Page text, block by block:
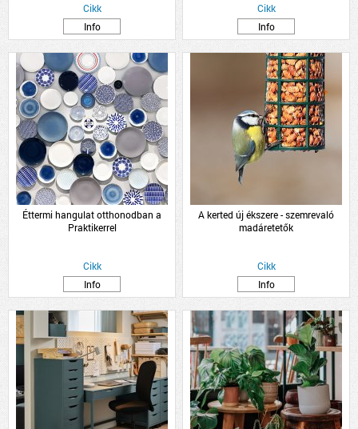
Cikk
Info
Cikk
Info
Éttermi hangulat otthonodban a
Praktikerrel
Cikk
Info
A kerted új ékszere - szemrevaló
madáretetők
Cikk
Info